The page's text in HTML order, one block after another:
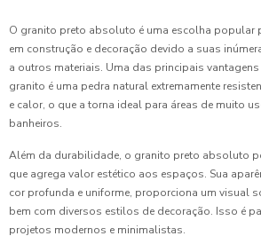
O granito preto absoluto é uma escolha popular
em construção e decoração devido a suas
a outros materiais. Uma das principais vantagens
granito é uma pedra natural extremamente
e calor, o que a torna ideal para áreas de muito
banheiros.
Além da durabilidade, o granito preto absoluto
que agrega valor estético aos espaços. Sua
cor profunda e uniforme, proporciona um visual
bem com diversos estilos de decoração. Isso é
projetos modernos e minimalistas.